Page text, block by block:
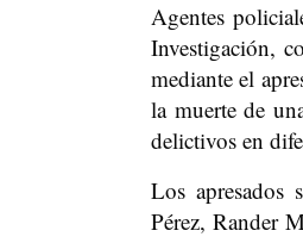
Agentes
Investigación,
mediante el
la muerte de
delictivos en
Los
Pérez, Rander